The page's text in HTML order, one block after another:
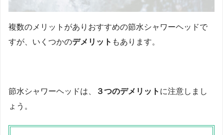
複数のメリットがありおすすめの節水シャワーヘッドで
すが、いくつかのデメリット もあります。
節水シャワーヘッドは、 ３つのデメリット に注意しまし
ょう。